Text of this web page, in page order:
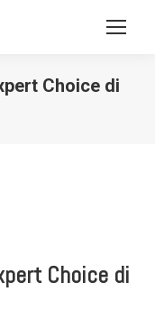
Choice di
Choice di